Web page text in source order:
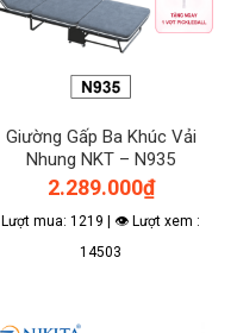
Giường Gấp Ba Khúc Vải
Nhung NKT – N935
2.289.000₫
Lượt mua: 1219 | 👁 Lượt xem :
14503